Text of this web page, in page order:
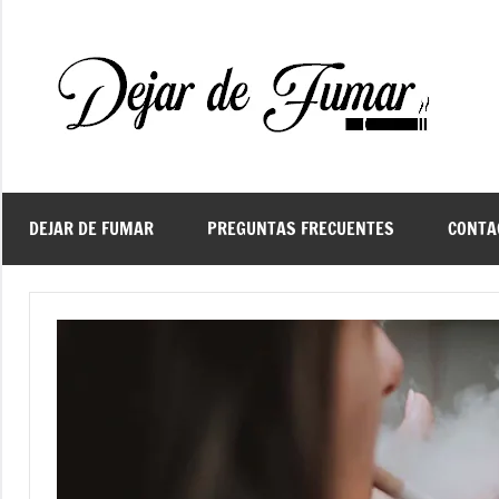
contenido
de
DEJAR DE FUMAR PREGUNTAS FRECUENTES